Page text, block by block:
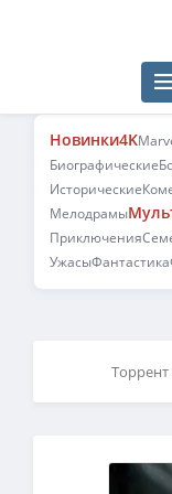
Новинки4K
Биографические
Исторические
Мелодрамы
Приключения
УжасыФантастика